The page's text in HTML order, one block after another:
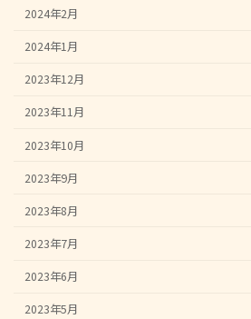
2024年2月
2024年1月
2023年12月
2023年11月
2023年10月
2023年9月
2023年8月
2023年7月
2023年6月
2023年5月